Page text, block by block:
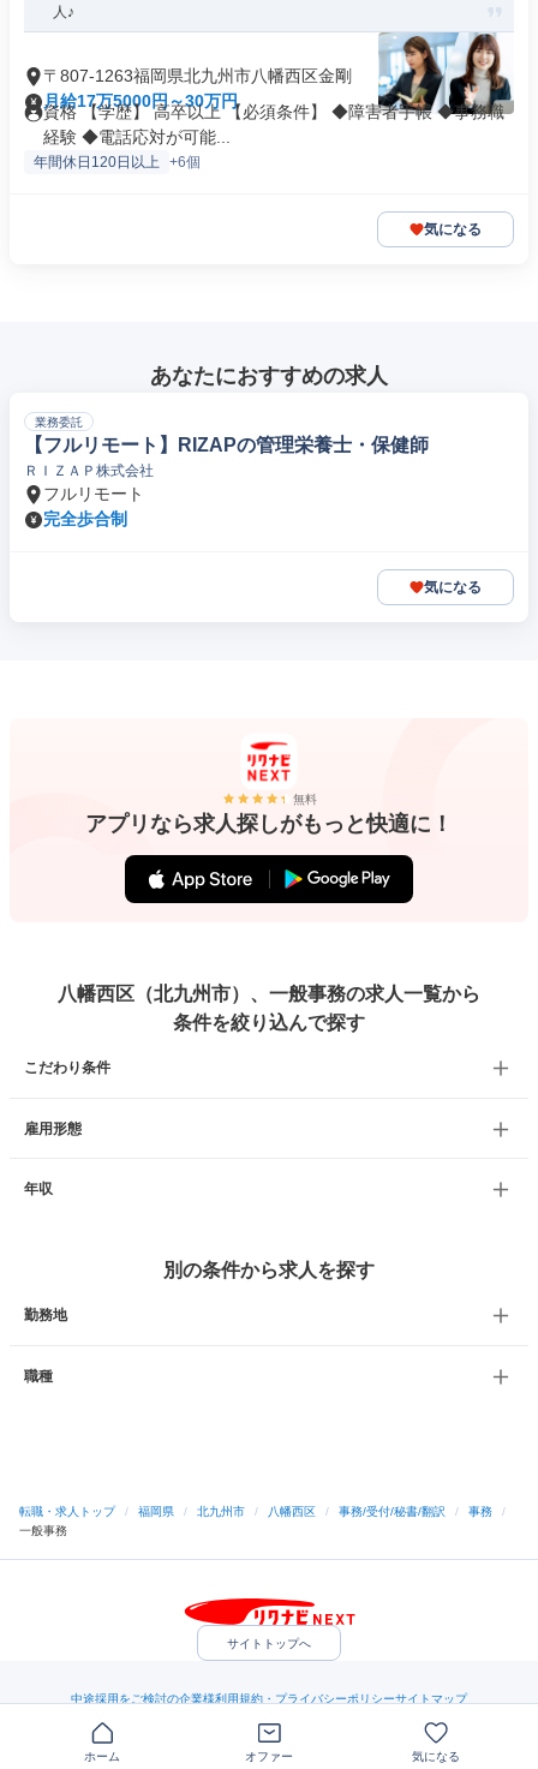
人♪
〒807-1263福岡県北九州市八幡西区金剛
月給17万5000円～30万円
資格 【学歴】 高卒以上 【必須条件】 ◆障害者手帳 ◆事務職
経験 ◆電話応対が可能...
年間休日120日以上 +6個
気になる
あなたにおすすめの求人
業務委託
【フルリモート】RIZAPの管理栄養士・保健師
ＲＩＺＡＰ株式会社
フルリモート
完全歩合制
気になる
無料
アプリなら求人探しがもっと快適に！
八幡西区（北九州市）、一般事務の求人一覧から
条件を絞り込んで探す
こだわり条件
雇用形態
年収
別の条件から求人を探す
勤務地
職種
転職・求人トップ / 福岡県 / 北九州市 / 八幡西区 / 事務/受付/秘書/翻訳 / 事務
/
一般事務
ホーム オファー 気になる
サイトトップへ
中途採用をご検討の企業様利用規約・プライバシーポリシーサイトマップ
（C）Indeed Inc.